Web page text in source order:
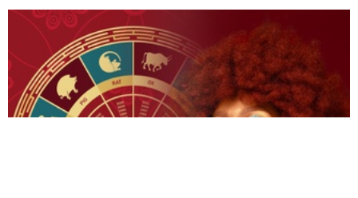
Гороскоп на 2 серпня 2026 року для всіх